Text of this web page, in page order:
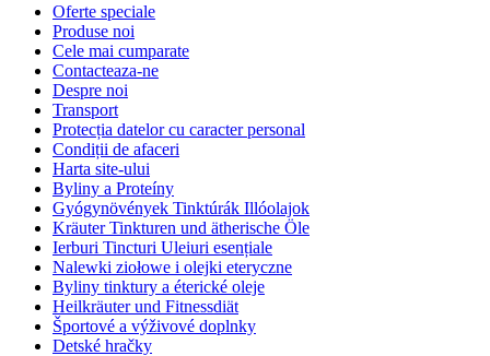
Oferte speciale
Produse noi
Cele mai cumparate
Contacteaza-ne
Despre noi
Transport
Protecția datelor cu caracter personal
Condiții de afaceri
Harta site-ului
Byliny a Proteíny
Gyógynövények Tinktúrák Illóolajok
Kräuter Tinkturen und ätherische Öle
Ierburi Tincturi Uleiuri esențiale
Nalewki ziołowe i olejki eteryczne
Byliny tinktury a éterické oleje
Heilkräuter und Fitnessdiät
Športové a výživové doplnky
Detské hračky